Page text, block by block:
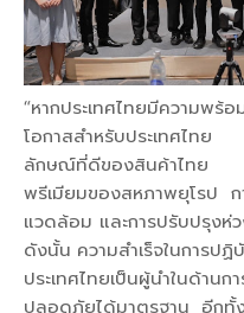
“หากประเทศไทยมีความพ
โอกาสสำหรับประเทศไทย
ลักษณ์ที่ดีของสินค้าไทย
พรีเมียมของสหภาพยุโรป
แวดล้อม และการปรับปรุงห่
ดังนั้น ความสำเร็จในการป
ประเทศไทยเป็นผู้นำในด้าน
ปลอดภัยได้มาตรฐาน อีกทั้